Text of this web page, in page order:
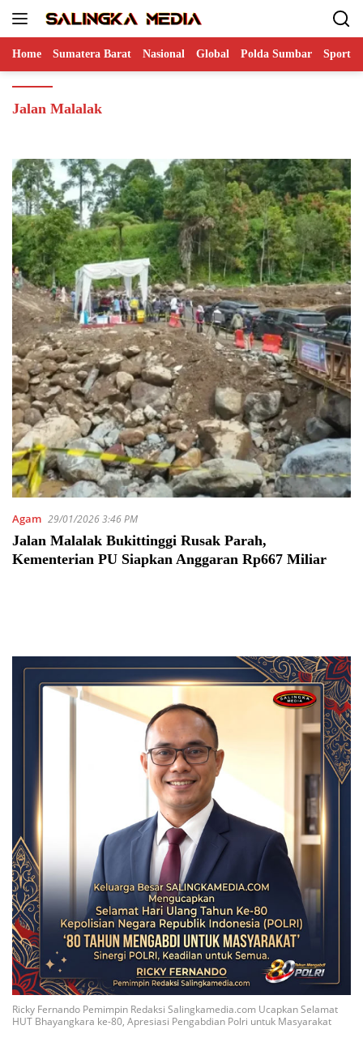
Home Sumatera Barat Nasional Global Polda Sumbar Sports
Jalan Malalak
Agam 29/01/2026 3:46 PM
Jalan Malalak Bukittinggi Rusak Parah,
Kementerian PU Siapkan Anggaran Rp667 Miliar
Ricky Fernando Pemimpin Redaksi Salingkamedia.com Ucapkan Selamat
HUT Bhayangkara ke-80, Apresiasi Pengabdian Polri untuk Masyarakat